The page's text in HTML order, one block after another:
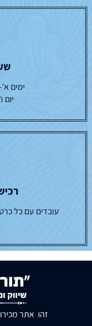
ימים א'-ה' :
יום ו' : 9:00
זהו אתר